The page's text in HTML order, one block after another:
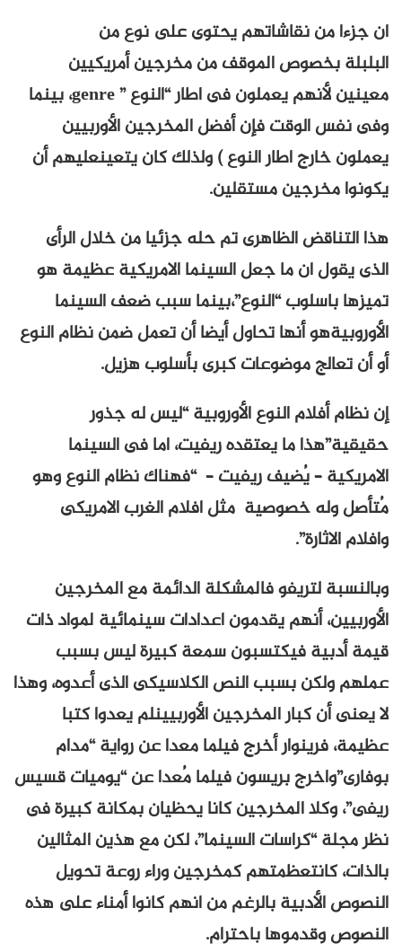
ان جزءا من نقاشاتهم يحتوى على نوع من
البلبلة بخصوص الموقف من مخرجين أمريكيين
معينين لأنهم يعملون فى اطار “النوع ” genre، بينما
وفى نفس الوقت فإن أفضل المخرجين الأوربيين
يعملون خارج اطار النوع ) ولذلك كان يتعينعليهم أن
يكونوا مخرجين مستقلين.
هذا التناقض الظاهرى تم حله جزئيا من خلال الرأى
الذى يقول ان ما جعل السينما الامريكية عظيمة هو
تميزها باسلوب “النوع”،بينما سبب ضعف السينما
الأوروبيةهو أنها تحاول أيضا أن تعمل ضمن نظام النوع
أو أن تعالج موضوعات كبرى بأسلوب هزيل.
إن نظام أفلام النوع الأوروبية “ليس له جذور
حقيقية”هذا ما يعتقده ريفيت، اما فى السينما
الامريكية – يُضيف ريفيت – “فهناك نظام النوع وهو
مُتأصل وله خصوصية مثل افلام الغرب الامريكى
وافلام الاثارة”.
وبالنسبة لتريفو فالمشكلة الدائمة مع المخرجين
الأوربيين، أنهم يقدمون اعدادات سينمائية لمواد ذات
قيمة أدبية فيكتسبون سمعة كبيرة ليس بسبب
عملهم ولكن بسبب النص الكلاسيكى الذى أعدوه، وهذا
لا يعنى أن كبار المخرجين الأوربيينلم يعدوا كتبا
عظيمة، فرينوار أخرج فيلما معدا عن رواية “مدام
بوفارى”واخرج بريسون فيلما مُعدا عن “يوميات قسيس
ريفى”، وكلا المخرجين كانا يحظيان بمكانة كبيرة فى
نظر مجلة “كراسات السينما”، لكن مع هذين المثالين
بالذات، كانتعظمتهم كمخرجين وراء روعة تحويل
النصوص الأدبية بالرغم من انهم كانوا أمناء على هذه
النصوص وقدموها باحترام.